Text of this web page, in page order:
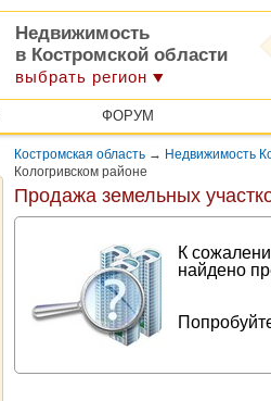
Недвижимость
в Костромской области
выбрать регион
ФОРУМ
Костромская область → Недвижимость
Кологривском районе
Продажа земельных
К
найдено